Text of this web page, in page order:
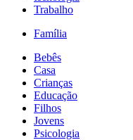
Trabalho
Família
Bebês
Casa
Crianças
Educação
Filhos
Jovens
Psicologia